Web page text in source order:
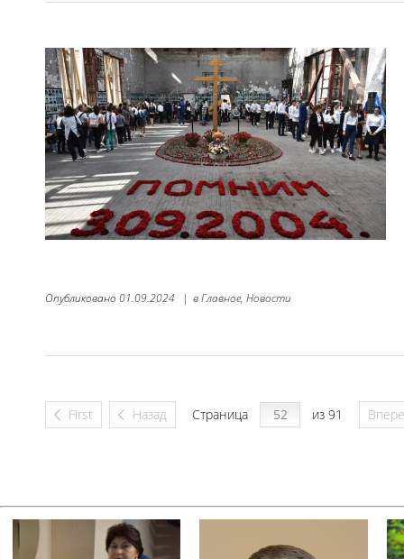
Опубликовано 01.09.2024 | вГлавное, Новости
First Назад Страница из 91